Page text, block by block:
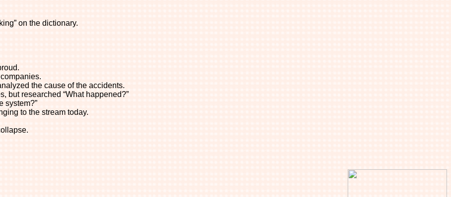
on the dictionary.
the cause of the accidents.
but researched “What happened?”
system?”
to the stream today.